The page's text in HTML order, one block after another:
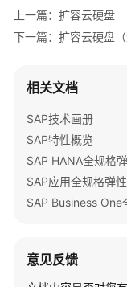
on
SQL
装
最
实
践
SAP
可
上一篇：扩容云硬盘
下一篇：扩容云硬盘（
相关文档
SAP技术画册
SAP特性概览
SAP HANA全规格
SAP应用全规格弹
SAP Business One
意见反馈